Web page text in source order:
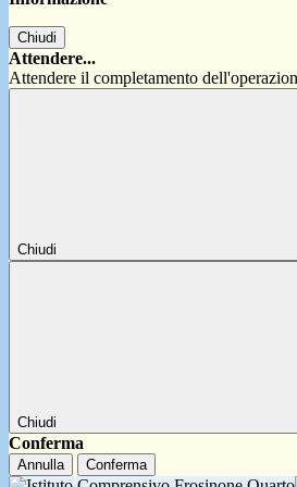
Chiudi
Attendere...
Attendere il completamento
Chiudi
Chiudi
Conferma
Annulla Conferma